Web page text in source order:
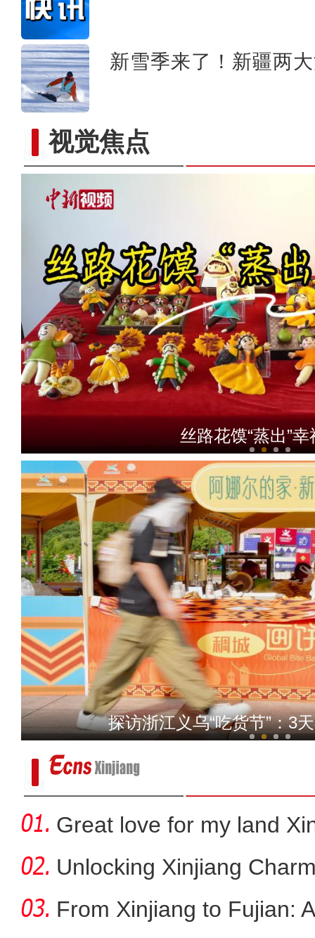
新雪季来了！新疆两
视觉焦点
丝路花馍“蒸出”
我从新疆来丨“赛米米”用
探访浙江义乌“吃货节”：3
Great love for my land
Unlocking Xinjiang
From Xinjiang to Fujian: